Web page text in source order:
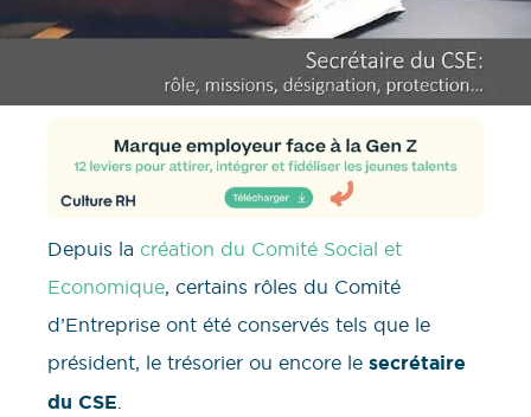
Depuis la création du Comité Social et
Economique, certains rôles du Comité
d’Entreprise ont été conservés tels que le
président, le trésorier ou encore le secrétaire
du CSE.